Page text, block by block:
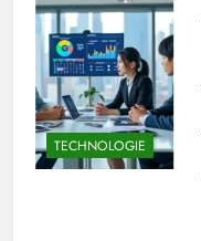
TECHNOLOGIE